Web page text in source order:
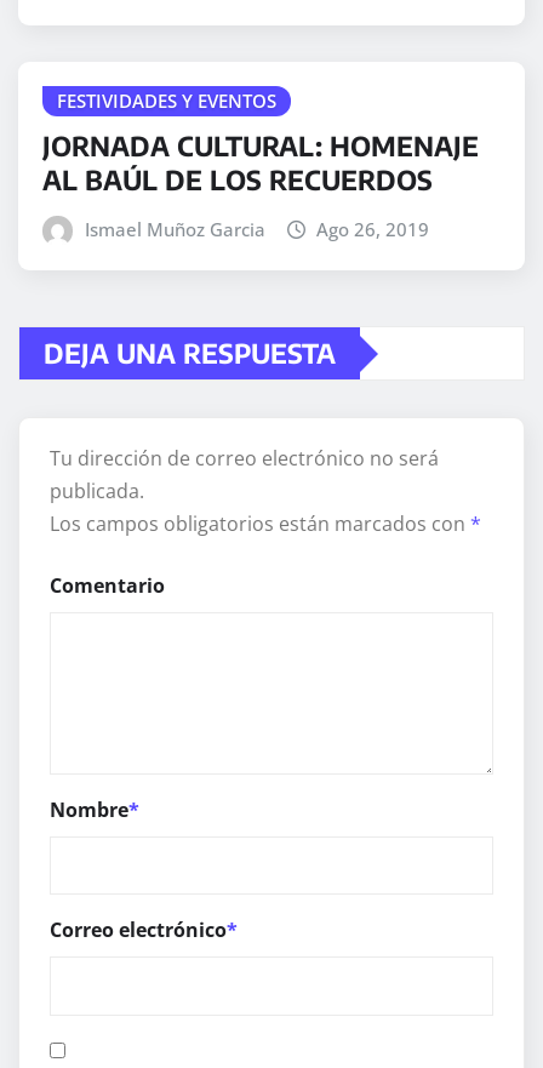
FESTIVIDADES Y EVENTOS
JORNADA CULTURAL: HOMENAJE
AL BAÚL DE LOS RECUERDOS
Ismael Muñoz Garcia Ago 26, 2019
DEJA UNA RESPUESTA
Tu dirección de correo electrónico no será
publicada.
Los campos obligatorios están marcados con *
Comentario
Nombre*
Correo electrónico*